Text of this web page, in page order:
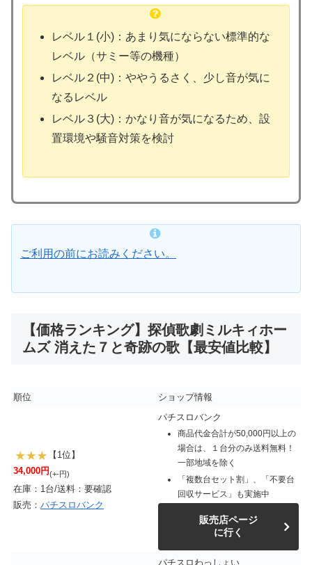
レベル１(小)：あまり気にならない標準的な
レベル（サミー等の機種）
レベル２(中)：ややうるさく、少し音が気に
なるレベル
レベル３(大)：かなり音が気になるため、設
置環境や騒音対策を検討
ご利用の前にお読みください。
【価格ランキング】探偵歌劇ミルキィホー
ムズ 消えた７と奇跡の歌【最安値比較】
順位 ショップ情報
【1位】
34,000円(+-円)
在庫：1台/送料：要確認
販売： パチスロバンク
パチスロバンク
商品代金合計が50,000円以上の
場合は、１台分のみ送料無料！
一部地域を除く
「複数台セット割」、「不要台
回収サービス」も実施中
販売店ページ
に行く
パチスロわっしょい